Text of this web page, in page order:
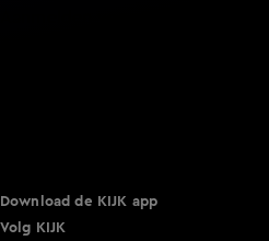
Download de KIJK app
Volg KIJK